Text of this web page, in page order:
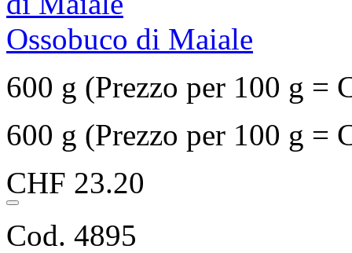
Ossobuco di Maiale
600 g (Prezzo per 100 g =
600 g (Prezzo per 100 g =
CHF 23.20
Cod. 4895